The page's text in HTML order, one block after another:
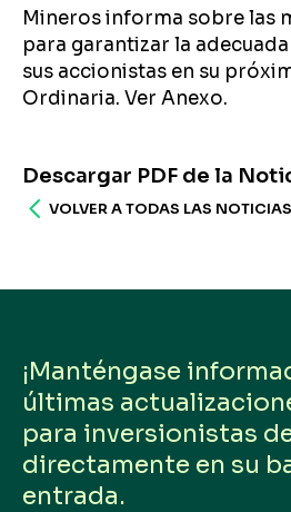
Mineros informa sobre las
para garantizar la
sus accionistas en su
Ordinaria. Ver Anexo.
Descargar PDF de la
VOLVER A TODAS LAS NOTICIAS
¡Manténgase
últimas
para inversionistas
directamente en su
entrada.